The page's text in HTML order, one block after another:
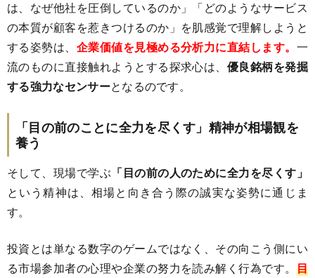
は、なぜ他社を圧倒しているのか」「どのようなサービス
の本質が顧客を惹きつけるのか」を肌感覚で理解しようと
する姿勢は、 企業価値を見極める分析力に直結します。 一
流のものに直接触れようとする探求心は、 優良銘柄を発掘
する強力なセンサーとなるのです。
「目の前のことに全力を尽くす」精神が相場観を
養う
そして、現場で学ぶ 「目の前の人のために全力を尽くす」
という精神は、相場と向き合う際の誠実な姿勢に通じま
す。
投資とは単なる数字のゲームではなく、その向こう側にい
る市場参加者の心理や企業の努力を読み解く行為です。 目